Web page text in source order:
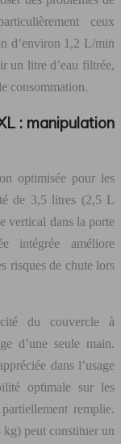
ceux
d’environ 1,2 L/min
un litre d’eau filtrée,
consommation.
: manipulation
optimisée pour les
de 3,5 litres (2,5 L
vertical dans la porte
intégrée améliore
risques de chute lors
du couvercle à
d’une seule main.
dans l’usage
optimale sur les
remplie.
kg) peut constituer un